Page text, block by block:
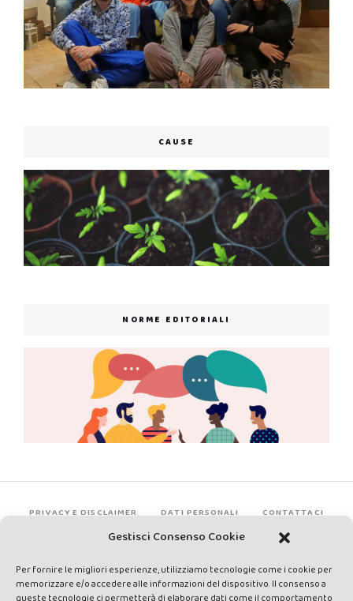
Gestisci Consenso Cookie
Per fornire le migliori esperienze, utilizziamo tecnologie come i cookie per
memorizzare e/o accedere alle informazioni del dispositivo. Il consenso a
CAUSE
NORME EDITORIALI
PRIVACY E DISCLAIMER DATI PERSONALI CONTATTACI